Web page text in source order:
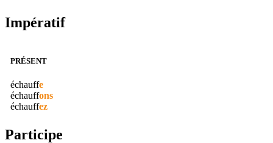
Impératif
PRÉSENT
échauffe
échauffons
échauffez
Participe